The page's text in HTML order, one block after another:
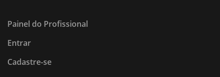
Painel do Profissional
Entrar
Cadastre-se